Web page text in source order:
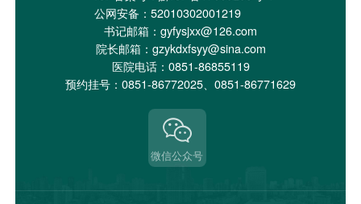
公网安备：52010302001219
书记邮箱：gyfysjxx@126.com
院长邮箱：gzykdxfsyy@sina.com
医院电话：0851-86855119
预约挂号：0851-86772025、0851-86771629
微信公众号